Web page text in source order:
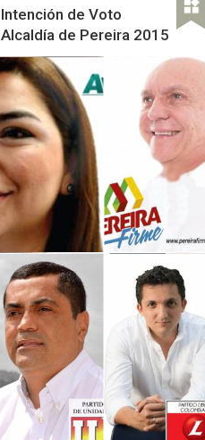
Intención de Voto
Alcaldía de Pereira 2015